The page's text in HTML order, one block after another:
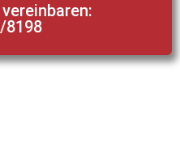
8198